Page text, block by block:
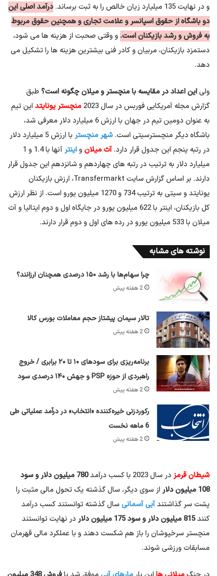
و در نهایت 135 میلیارد زیان خالص را به ثبت برساند.
درآمد اصلی این
دو باشگاه از حقوق اسپانسر و علامت تجاری و همچنین حقوق مربوط
به فروش و رشد بازیکنان است. و وقتی صحبت از هزینه ها می شود،
دستمزد بازیکنان، مربیان و کادر فنی بیشترین هزینه ها را تشکیل می
دهد.
ولیاین اعداد در مقایسه با منچستر و میلان چگونه است؟ طبق
گزارش مجله آمریکایی فوربس در سال 2023
منچستر یونایتد این تیم
به عنوان دومین تیم در جهان با ارزش 6 میلیارد دلار معرفی شد،
باشگاه دیگر منچسترسیتی است. شهر منچستر
با ارزش 5 میلیارد دلار
در رتبه پنجم این جدول قرار دارد.آث میلانواینتر
آنها با 1.4 و 1
میلیارد دلار به ترتیب در رتبه های چهاردهم و شانزدهم این جدول قرار
دارند. بر اساس گزارش سایت Transfermarkt، ارزش بازیکنان
یونایتد و سیتی به ترتیب 734 و 1270 میلیون یورو است. از نظر ارزش
کل بازیکنان، اینتر با 622 میلیون یورو در جایگاه اول و دوم ایتالیا و آث
میلان با 533 میلیون یورو در رده های اول و دوم قرار دارند.
نوشته های مشابه
چرا سهام‌ها با رشد ۱۵۰ درصدی همچنان ارزانند؟
2 هفته پیش
تالار سیمان پیشتاز حجم معاملات بورس کالا
2 هفته پیش
برنامه‌ریزی برای سود‌های ۱۰ تا ۲۰ برابری / خروج
راهبردی از حوزه PSP و جهش ۱۴۰ درصدی سود
2 هفته پیش
رکوردزنی خیره‌کننده «انتخاب» در درآمد عملیاتی طی
6 ماهه نخست
2 هفته پیش
شیطان قرمز در سال 2023 با کسب درآمد
780 میلیون دلار و سود
108 میلیون دلار
از سوی دیگر، سال گذشته یک تحول مالی مثبت را
پشت سر گذاشتندآبی آسمانی سال گذشته توانستند کسب درآمد
کنند815 میلیون دلار و سود 175 میلیون دلار
در نهایت توانستند
منچستر سرخپوشان را باز هم شکست دهند و با عملکرد مالی قهرمان
مسابقات ورزشی شوند.